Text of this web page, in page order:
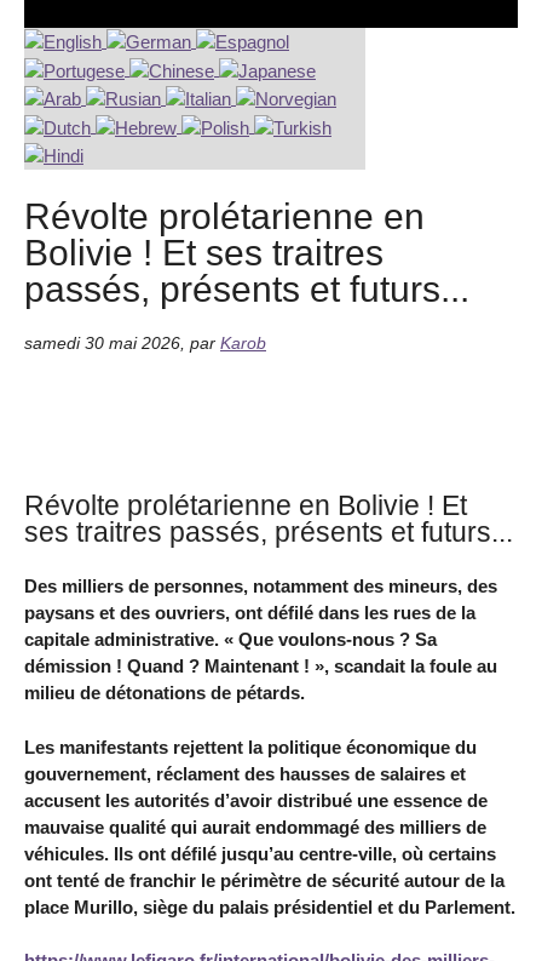
Révolte prolétarienne en
Bolivie ! Et ses traitres
passés, présents et futurs...
samedi 30 mai 2026 par Karob
Révolte prolétarienne en Bolivie ! Et
ses traitres passés, présents et futurs...
Des milliers de personnes, notamment des mineurs, des
paysans et des ouvriers, ont défilé dans les rues de la
capitale administrative. « Que voulons-nous ? Sa
démission ! Quand ? Maintenant ! », scandait la foule au
milieu de détonations de pétards.
Les manifestants rejettent la politique économique du
gouvernement, réclament des hausses de salaires et
accusent les autorités d’avoir distribué une essence de
mauvaise qualité qui aurait endommagé des milliers de
véhicules. Ils ont défilé jusqu’au centre-ville, où certains
ont tenté de franchir le périmètre de sécurité autour de la
place Murillo, siège du palais présidentiel et du Parlement.